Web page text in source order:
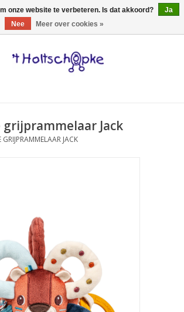
0 Artikelen - €0,00
grijprammelaar Jack
GRIJPRAMMELAAR JACK
onze website te verbeteren. Is dat akkoord?
Ja
Nee
Meer over cookies »